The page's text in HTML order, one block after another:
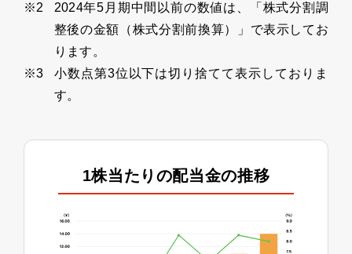
2024年5月期中間以前の数値は、「株式分割調
整後の金額（株式分割前換算）」で表示してお
ります。
小数点第3位以下は切り捨てて表示しておりま
す。
1株当たりの配当金の推移